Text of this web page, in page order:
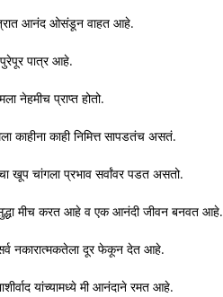
आनंद ओसंडून वाहत आहे.
पात्र आहे.
नेहमीच प्राप्त होतो.
काहीना काही निमित्त सापडतंच असतं.
खूप चांगला प्रभाव सर्वांवर पडत असतो.
मीच करत आहे व एक आनंदी जीवन बनवत आहे.
नकारात्मकतेला दूर फेकून देत आहे.
यांच्यामध्ये मी आनंदाने रमत आहे.